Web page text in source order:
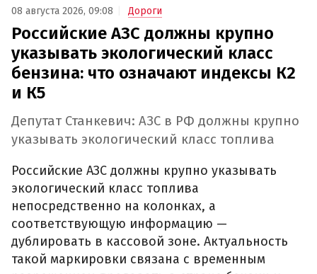
08 августа 2026, 09:08 Дороги
Российские АЗС должны крупно
указывать экологический класс
бензина: что означают индексы К2
и К5
Депутат Станкевич: АЗС в РФ должны крупно
указывать экологический класс топлива
Российские АЗС должны крупно указывать
экологический класс топлива
непосредственно на колонках, а
соответствующую информацию —
дублировать в кассовой зоне. Актуальность
такой маркировки связана с временным